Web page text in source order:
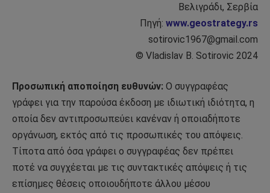
Βελιγράδι, Σερβία
Πηγή: www.geostrategy.rs
sotirovic1967@gmail.com
© Vladislav B. Sotirovic 2024
Προσωπική αποποίηση ευθυνών: Ο συγγραφέας
γράφει για την παρούσα έκδοση με ιδιωτική ιδιότητα, η
οποία δεν αντιπροσωπεύει κανέναν ή οποιαδήποτε
οργάνωση, εκτός από τις προσωπικές του απόψεις.
Τίποτα από όσα γράφει ο συγγραφέας δεν πρέπει
ποτέ να συγχέεται με τις συντακτικές απόψεις ή τις
επίσημες θέσεις οποιουδήποτε άλλου μέσου